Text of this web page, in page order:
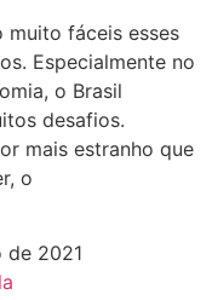
muito fáceis esses
Especialmente no
o Brasil
desafios.
mais estranho que
o
de 2021